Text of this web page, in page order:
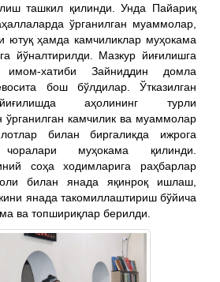
ташкил қилинди. Унда Пайариқ
ўрганилган муаммолар,
ютуқ ҳамда камчиликлар муҳокама
йўналтирилди. Мазкур йиғилишга
хатиби Зайниддин домла
бош бўлдилар. Ўтказилган
аҳолининг турли
ўрганилган камчилик ва муаммолар
билан биргаликда ижрога
муҳокама қилинди.
соҳа ходимларига раҳбарлар
билан янада яқинроқ ишлаш,
янада такомиллаштириш бўйича
ва топшириқлар берилди.